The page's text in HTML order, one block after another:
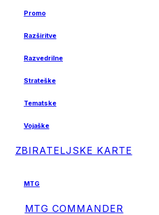
Promo
Razširitve
Razvedrilne
Strateške
Tematske
Vojaške
ZBIRATELJSKE KARTE
MTG
MTG COMMANDER